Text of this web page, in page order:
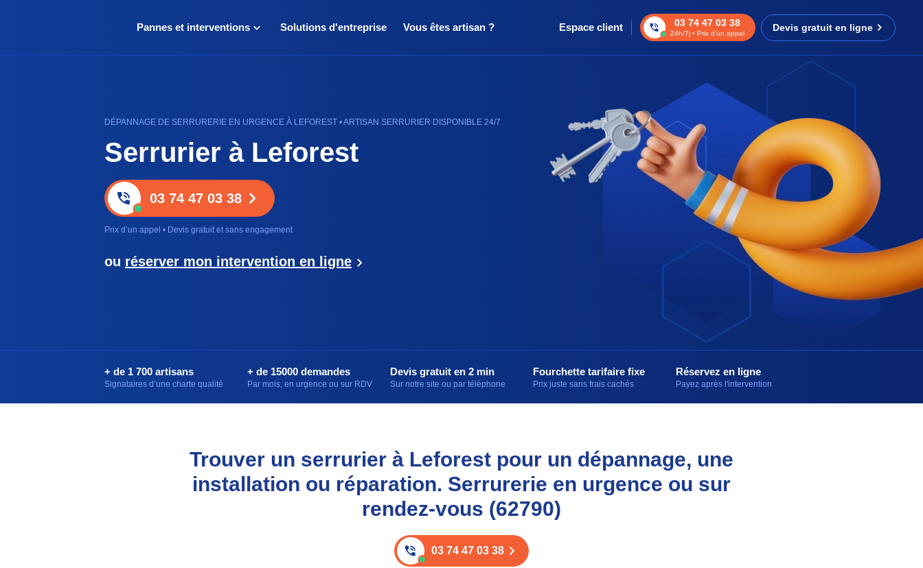
Pannes et interventions Solutions d'entreprise Vous êtes artisan ? Espace client 03 74 47 03 38
24h/7j • Prix d’un appel
Devis gratuit en ligne
DÉPANNAGE DE SERRURERIE EN URGENCE À LEFOREST • ARTISAN SERRURIER DISPONIBLE 24/7
Serrurier à Leforest
03 74 47 03 38
Prix d’un appel • Devis gratuit et sans engagement
ou réserver mon intervention en ligne
+ de 1 700 artisans
Signataires d’une charte qualité
+ de 15000 demandes
Par mois, en urgence ou sur RDV
Devis gratuit en 2 min
Sur notre site ou par téléphone
Fourchette tarifaire fixe
Prix juste sans frais cachés
Réservez en ligne
Payez après l'intervention
Trouver un serrurier à Leforest pour un dépannage, une
installation ou réparation. Serrurerie en urgence ou sur
rendez-vous (62790)
03 74 47 03 38